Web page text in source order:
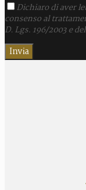
Dichiaro di aver
consenso al
D. Lgs. 196/2003 e